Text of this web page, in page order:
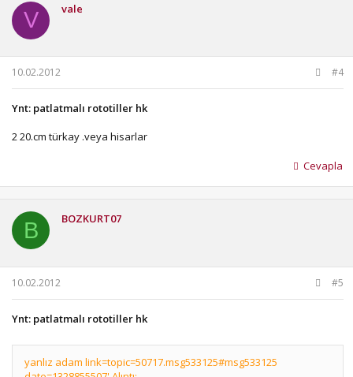
V vale
10.02.2012 #4
Ynt: patlatmalı rototiller hk
2 20.cm türkay .veya hisarlar
Cevapla
B BOZKURT07
10.02.2012 #5
Ynt: patlatmalı rototiller hk
yanlız adam link=topic=50717.msg533125#msg533125